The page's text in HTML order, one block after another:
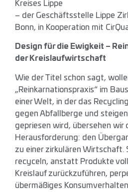
Kreises Lippe
– der Geschäftsstelle Lippe
Bonn, in Kooperation mit
Design für die Ewigkeit –
der Kreislaufwirtschaft
Wie der Titel schon sagt,
„Reinkarnationspraxis“ im
einer Welt, in der das
gegen Abfallberge und
gepriesen wird, übersehen wir
Herausforderung: den
zu einer zirkulären Wirtschaft.
recyceln, anstatt Produkte
Kreislauf zurückzuführen,
übermäßiges